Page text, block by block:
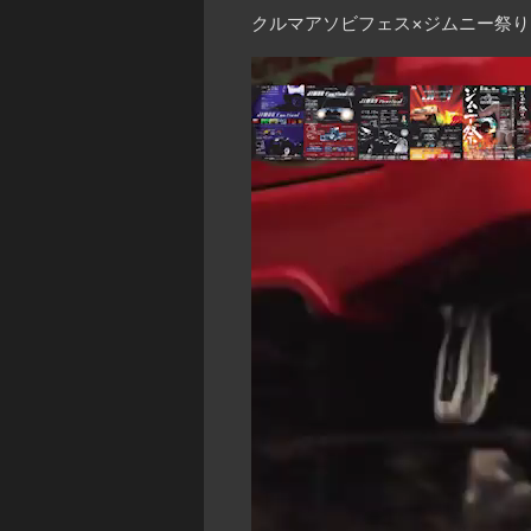
クルマアソビフェス×ジムニー祭
画
プ
レ
ー
ヤ